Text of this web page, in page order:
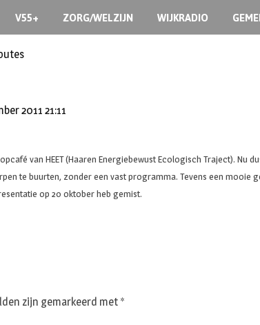
V55+ ZORG/WELZIJN WIJKRADIO
2011 21:11
van HEET (Haaren Energiebewust Ecologisch Traject). Nu
te buurten, zonder een vast programma. Tevens een
op 20 oktober heb gemist.
zijn gemarkeerd met *